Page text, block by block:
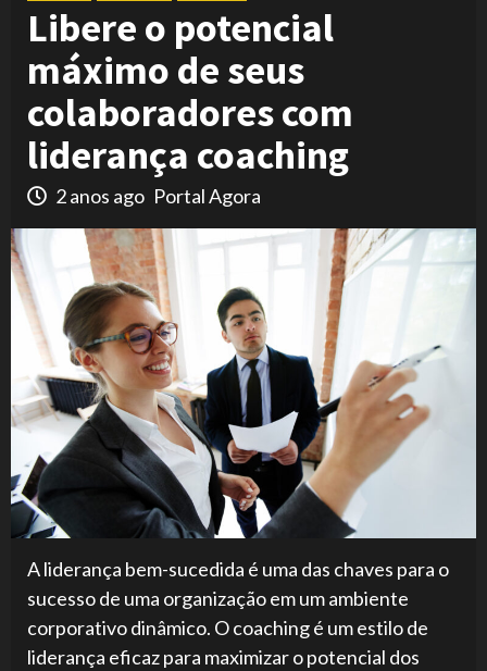
Libere o potencial
máximo de seus
colaboradores com
liderança coaching
2 anos ago Portal Agora
A liderança bem-sucedida é uma das chaves para o
sucesso de uma organização em um ambiente
corporativo dinâmico. O coaching é um estilo de
liderança eficaz para maximizar o potencial dos